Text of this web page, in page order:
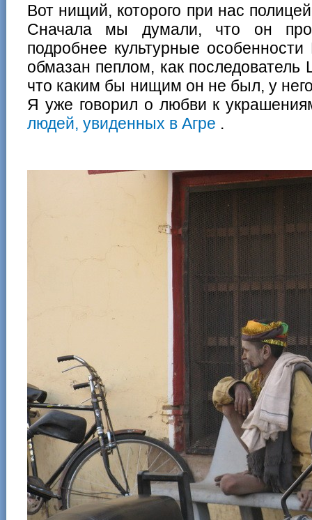
Вот нищий, которого при нас
Сначала мы думали, что он
подробнее культурные
обмазан пеплом, как
что каким бы нищим он не был, у
Я уже говорил о любви к
людей, увиденных в Агре .